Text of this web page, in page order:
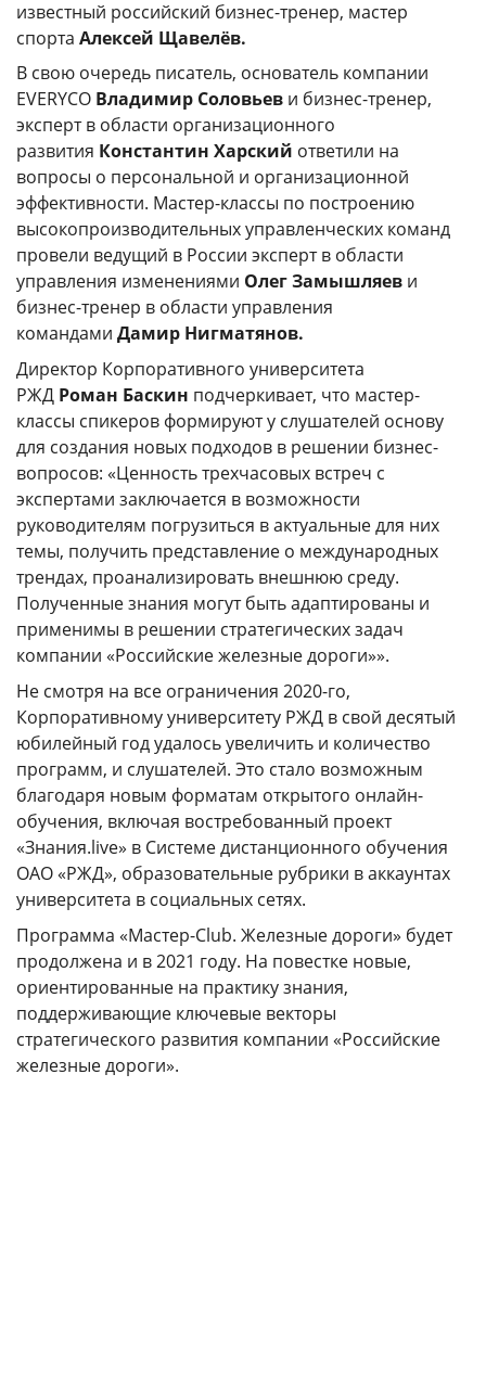
известный российский бизнес-тренер, мастер
спорта Алексей Щавелёв.
В свою очередь писатель, основатель компании
EVERYCO Владимир Соловьев и бизнес-тренер,
эксперт в области организационного
развития Константин Харский ответили на
вопросы о персональной и организационной
эффективности. Мастер-классы по построению
высокопроизводительных управленческих команд
провели ведущий в России эксперт в области
управления изменениями Олег Замышляев и
бизнес-тренер в области управления
командами Дамир Нигматянов.
Директор Корпоративного университета
РЖД Роман Баскин подчеркивает, что мастер-
классы спикеров формируют у слушателей основу
для создания новых подходов в решении бизнес-
вопросов: «Ценность трехчасовых встреч с
экспертами заключается в возможности
руководителям погрузиться в актуальные для них
темы, получить представление о международных
трендах, проанализировать внешнюю среду.
Полученные знания могут быть адаптированы и
применимы в решении стратегических задач
компании «Российские железные дороги»».
Не смотря на все ограничения 2020-го,
Корпоративному университету РЖД в свой десятый
юбилейный год удалось увеличить и количество
программ, и слушателей. Это стало возможным
благодаря новым форматам открытого онлайн-
обучения, включая востребованный проект
«Знания.live» в Системе дистанционного обучения
ОАО «РЖД», образовательные рубрики в аккаунтах
университета в социальных сетях.
Программа «Мастер-Club. Железные дороги» будет
продолжена и в 2021 году. На повестке новые,
ориентированные на практику знания,
поддерживающие ключевые векторы
стратегического развития компании «Российские
железные дороги».